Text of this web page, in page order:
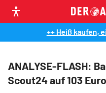
++ Heiß kaufen,
ANALYSE-FLASH:
Scout24 auf 103